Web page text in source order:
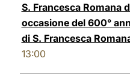
S. Francesca Romana
occasione del 600°
di S. Francesca
13:00